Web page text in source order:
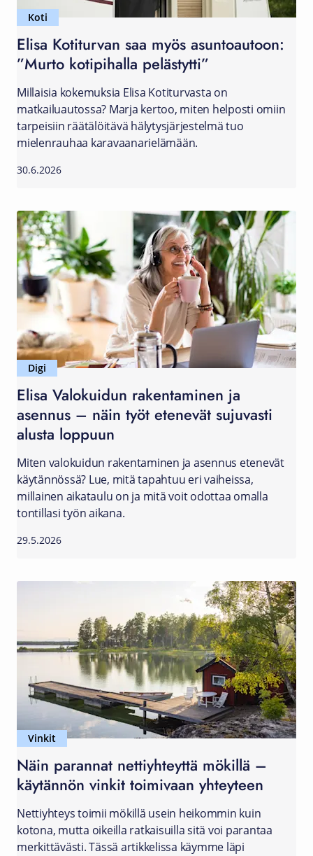
Koti
Elisa Kotiturvan saa myös asuntoautoon:
”Murto kotipihalla pelästytti”
Millaisia kokemuksia Elisa Kotiturvasta on
matkailuautossa? Marja kertoo, miten helposti omiin
tarpeisiin räätälöitävä hälytysjärjestelmä tuo
mielenrauhaa karavaanarielämään.
30.6.2026
Digi
Elisa Valokuidun rakentaminen ja
asennus – näin työt etenevät sujuvasti
alusta loppuun
Miten valokuidun rakentaminen ja asennus etenevät
käytännössä? Lue, mitä tapahtuu eri vaiheissa,
millainen aikataulu on ja mitä voit odottaa omalla
tontillasi työn aikana.
29.5.2026
Vinkit
Näin parannat nettiyhteyttä mökillä –
käytännön vinkit toimivaan yhteyteen
Nettiyhteys toimii mökillä usein heikommin kuin
kotona, mutta oikeilla ratkaisuilla sitä voi parantaa
merkittävästi. Tässä artikkelissa käymme läpi